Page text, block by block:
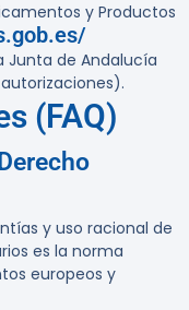
y Productos
Junta de Andalucía
(FAQ)
y uso racional de
es la norma
europeos y